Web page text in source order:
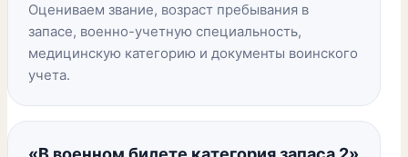
Оцениваем звание, возраст пребывания в
запасе, военно-учетную специальность,
медицинскую категорию и документы воинского
учета.